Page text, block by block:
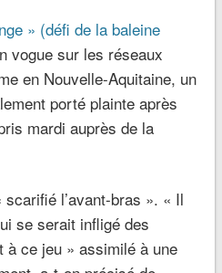
» (défi de la baleine
vogue sur les réseaux
en Nouvelle-Aquitaine, un
porté plainte après
mardi auprès de la
scarifié l’avant-bras ». « Il
se serait infligé des
ce jeu » assimilé à une